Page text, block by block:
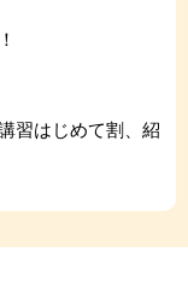
習はじめて割、紹